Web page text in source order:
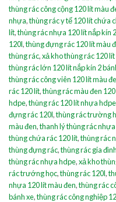
thùng rác công cộng 120 lít màu
nhựa,thùng rác y tế 120 lít chứa
lít,thùng rác nhựa 120 lít nắp kín
120l,thùng đựng rác 120 lít màu
thùng rác,xả kho thùng rác 120
thùng rác lớn 120 lít nắp kín 2
thùng rác công viên 120 lít màu
rác 120 lít,thùng rác màu đen
hdpe,thùng rác 120 lít nhựa
đựng rác 120l,thùng rác trường
màu đen,thanh lý thùng rác
thùng chứa rác 120 lít,thùng rác
thùng đựng rác,thùng rác gia
thùng rác nhựa hdpe,xả kho
rác trướng học,thùng rác 120l,
nhựa 120 lít màu đen,thùng rác
bánh xe,thùng rác công nghiệp